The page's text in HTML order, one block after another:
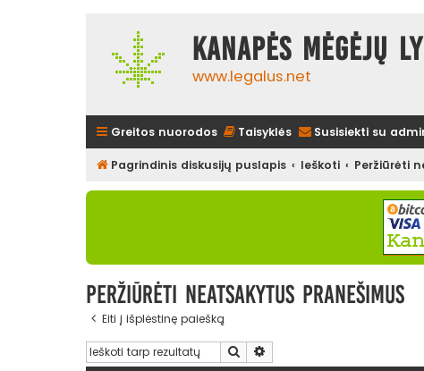
Kanapės mėgėjų
www.legalus.net
Greitos nuorodos Taisyklės Susisiekti su
Pagrindinis diskusijų puslapis Ieškoti Peržiūrėti
Peržiūrėti neatsakytus pranešimus
Eiti į išplėstinę paiešką
Ieškoti